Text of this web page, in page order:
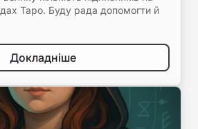
Таро. Буду рада допомогти й
Докладніше